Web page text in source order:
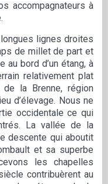
accompagnateurs à
lignes droites
de millet de part et
au bord d’un étang, à
relativement plat
de la Brenne, région
d’élevage. Nous ne
occidentale ce qui
La vallée de la
descente qui aboutit
et sa superbe
les chapelles
contribuèrent au